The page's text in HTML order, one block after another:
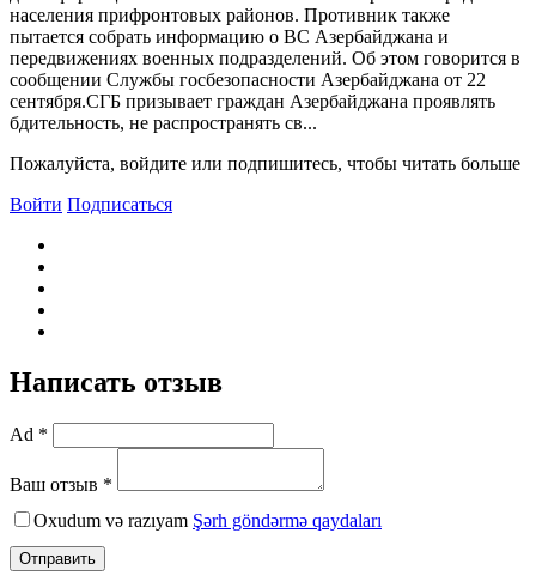
населения прифронтовых районов. Противник также
пытается собрать информацию о ВС Азербайджана и
передвижениях военных подразделений. Об этом говорится в
сообщении Службы госбезопасности Азербайджана от 22
сентября.СГБ призывает граждан Азербайджана проявлять
бдительность, не распространять св...
Пожалуйста, войдите или подпишитесь, чтобы читать больше
Войти Подписаться
Написать отзыв
Ad *
Ваш отзыв *
Oxudum və razıyam Şərh göndərmə qaydaları
Отправить